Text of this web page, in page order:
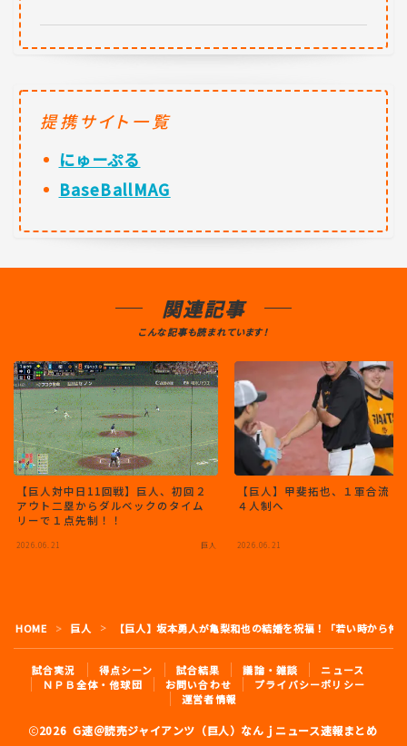
提携サイト一覧
にゅーぷる
BaseBallMAG
関連記事
こんな記事も読まれています！
【巨人対中日11回戦】巨人、初回２
アウト二塁からダルベックのタイム
リーで１点先制！！
2026.06.21 巨人
【巨人】甲斐拓也、１軍合流
４人制へ
2026.06.21
HOME ＞ 巨人 ＞ 【巨人】坂本勇人が亀梨和也の結婚を祝福！「若い時から
試合実況 得点シーン 試合結果 議論・雑談
ニュース
ＮＰＢ全体・他球団
お問い合わせ
プライバシーポリシー
運営者情報
2026 G速＠読売ジャイアンツ（巨人）なんｊニュース速報まとめ